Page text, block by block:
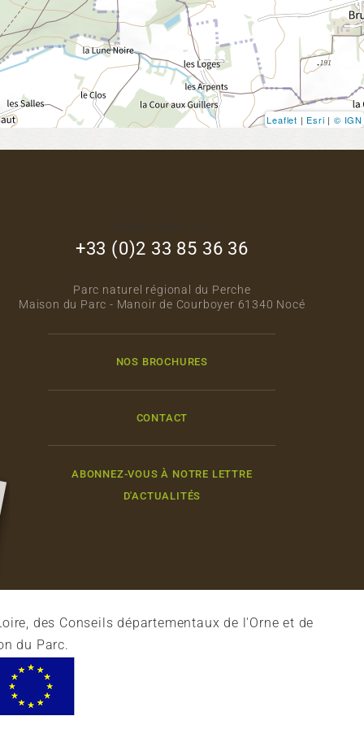
Leaflet | Esri | © IGN
+33 (0)2 33 85 36 36
Parc naturel régional du Perche
Maison du Parc - Manoir de Courboyer 61340 Nocé
NOS BROCHURES
CONTACT
ABONNEZ-VOUS À NOTRE LETTRE
D'ACTUALITÉS
des Conseils départementaux de l'Orne et de
du Parc.